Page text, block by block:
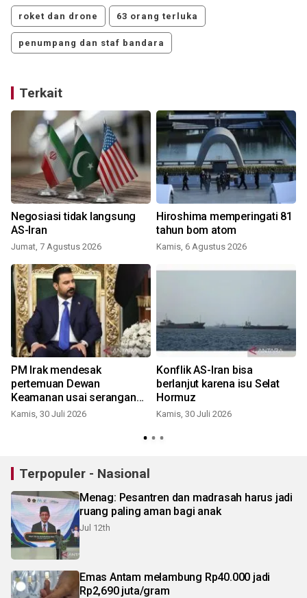
roket dan drone 63 orang terluka
penumpang dan staf bandara
Terkait
Negosiasi tidak langsung
AS-Iran
Jumat, 7 Agustus 2026
Hiroshima memperingati 81
tahun bom atom
Kamis, 6 Agustus 2026
PM Irak mendesak
pertemuan Dewan
Keamanan usai serangan
AS-Saudi
Kamis, 30 Juli 2026
Konflik AS-Iran bisa
berlanjut karena isu Selat
Hormuz
Kamis, 30 Juli 2026
Terpopuler - Nasional
Menag: Pesantren dan madrasah harus jadi
ruang paling aman bagi anak
Jul 12th
Emas Antam melambung Rp40.000 jadi
Rp2,690 juta/gram